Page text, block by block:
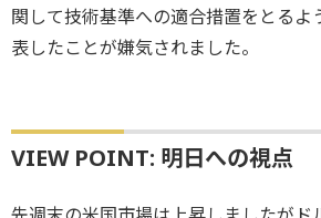
関して技術基準への適合措置をとるよ
表したことが嫌気されました。
VIEW POINT: 明日への視点